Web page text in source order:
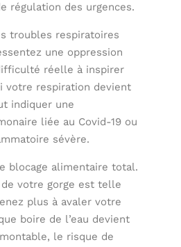
régulation des urgences.
troubles respiratoires
une oppression
réelle à inspirer
votre respiration devient
indiquer une
liée au Covid-19 ou
sévère.
blocage alimentaire total.
votre gorge est telle
plus à avaler votre
boire de l’eau devient
le risque de